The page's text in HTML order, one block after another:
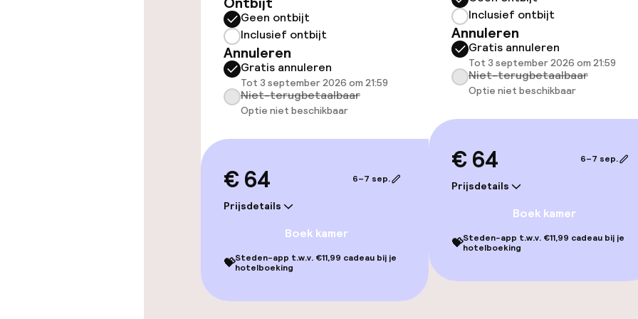
Betaalde wifi
Tuin
Restaurant
Bar
Eet- en drinkdiensten
Ontbijtbuffet
Geen ontbijt
Inclusief ontbijt
Annuleren
Gratis annuleren
Tot 3 september 2026 om 21:59
Niet-terugbetaalbaar
Optie niet beschikbaar
€ 64
Prijsdetails
6–7 sep.
Boek kamer
💝Steden-app t.w.v. €11,99 cadeau bij je
hotelboeking
Inclusief ontbijt
Annuleren
Gratis annuleren
Tot 3 september 2026 om 21:59
Niet-terugbetaalbaar
Optie niet beschikbaar
€ 64
Prijsdetails
6–7 sep.
Boek kamer
💝Steden-app t.w.v. €11,99 cadeau bij je
hotelboeking